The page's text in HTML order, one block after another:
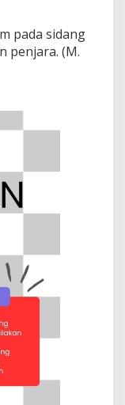
pada sidang
penjara. (M.